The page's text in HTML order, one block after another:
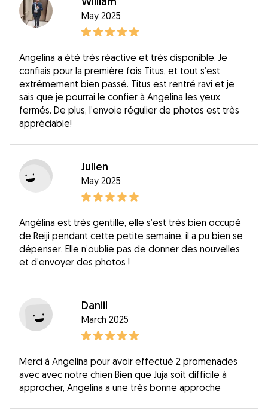
May 2025
Angelina a été très réactive et très disponible. Je
confiais pour la première fois Titus, et tout s’est
extrêmement bien passé. Titus est rentré ravi et je
sais que je pourrai le confier à Angelina les yeux
fermés. De plus, l’envoie régulier de photos est très
appréciable!
Julien
May 2025
Angélina est très gentille, elle s’est très bien occupé
de Reiji pendant cette petite semaine, il a pu bien se
dépenser. Elle n’oublie pas de donner des nouvelles
et d’envoyer des photos !
Daniil
March 2025
Merci à Angelina pour avoir effectué 2 promenades
avec avec notre chien Bien que Juja soit difficile à
approcher, Angelina a une très bonne approche